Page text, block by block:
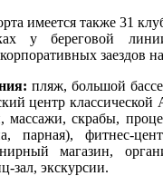
имеется также 31
у береговой
заездов
пляж, большой
центр
массажи, скрабы,
парная), фитнес-
магазин,
зал, экскурсии.